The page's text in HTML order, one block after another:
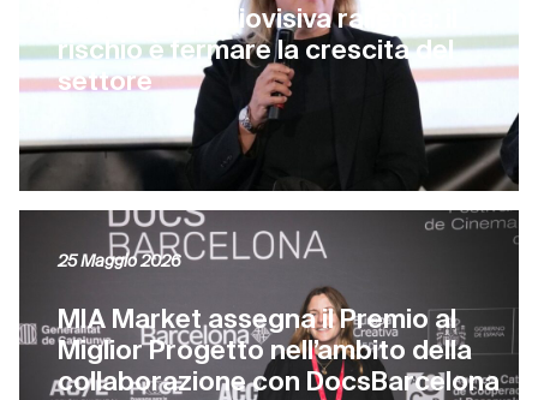
L’industria audiovisiva rallenta: il
rischio è fermare la crescita del
settore
MIA Market assegna il Premio al
Miglior Progetto nell’ambito della
collaborazione con DocsBarcelona
25 Maggio 2026